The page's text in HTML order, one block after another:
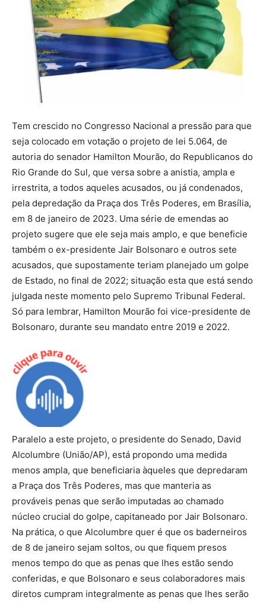
Tem crescido no Congresso Nacional a pressão para que
seja colocado em votação o projeto de lei 5.064, de
autoria do senador Hamilton Mourão, do Republicanos do
Rio Grande do Sul, que versa sobre a anistia, ampla e
irrestrita, a todos aqueles acusados, ou já condenados,
pela depredação da Praça dos Três Poderes, em Brasília,
em 8 de janeiro de 2023. Uma série de emendas ao
projeto sugere que ele seja mais amplo, e que beneficie
também o ex-presidente Jair Bolsonaro e outros sete
acusados, que supostamente teriam planejado um golpe
de Estado, no final de 2022; situação esta que está sendo
julgada neste momento pelo Supremo Tribunal Federal.
Só para lembrar, Hamilton Mourão foi vice-presidente de
Bolsonaro, durante seu mandato entre 2019 e 2022.
Paralelo a este projeto, o presidente do Senado, David
Alcolumbre (União/AP), está propondo uma medida
menos ampla, que beneficiaria àqueles que depredaram
a Praça dos Três Poderes, mas que manteria as
prováveis penas que serão imputadas ao chamado
núcleo crucial do golpe, capitaneado por Jair Bolsonaro.
Na prática, o que Alcolumbre quer é que os baderneiros
de 8 de janeiro sejam soltos, ou que fiquem presos
menos tempo do que as penas que lhes estão sendo
conferidas, e que Bolsonaro e seus colaboradores mais
diretos cumpram integralmente as penas que lhes serão